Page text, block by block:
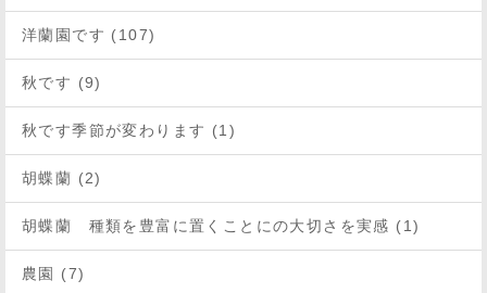
洋蘭園です (107)
秋です (9)
秋です季節が変わります (1)
胡蝶蘭 (2)
胡蝶蘭 種類を豊富に置くことにの大切さを実感 (1)
農園 (7)